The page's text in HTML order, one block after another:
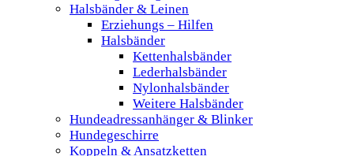
Halsbänder & Leinen
Erziehungs – Hilfen
Halsbänder
Kettenhalsbänder
Lederhalsbänder
Nylonhalsbänder
Weitere Halsbänder
Hundeadressanhänger & Blinker
Hundegeschirre
Koppeln & Ansatzketten